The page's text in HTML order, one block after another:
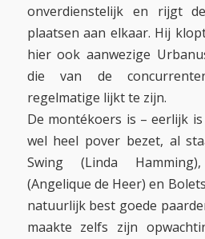
onverdienstelijk en rijgt
plaatsen aan elkaar. Hij
hier ook aanwezige
die van de
regelmatige lijkt te zijn.
De montékoers is – eerlijk
wel heel pover bezet, al
Swing (Linda
(Angelique de Heer) en
natuurlijk best goede
maakte zelfs zijn